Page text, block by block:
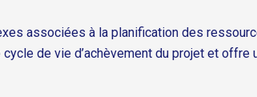
associées à la planification des
de vie d’achèvement du projet et offre